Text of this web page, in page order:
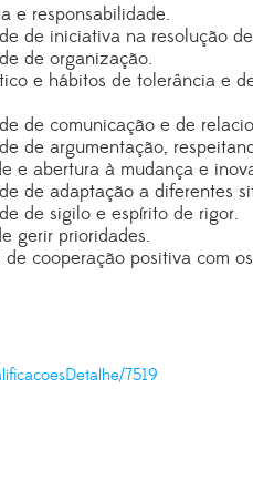
e responsabilidade.
de iniciativa na resolução
de organização.
e hábitos de tolerância e
de comunicação e de
de argumentação,
e abertura à mudança e
de adaptação a diferentes
de sigilo e espírito de rigor.
gerir prioridades.
cooperação positiva com
7519